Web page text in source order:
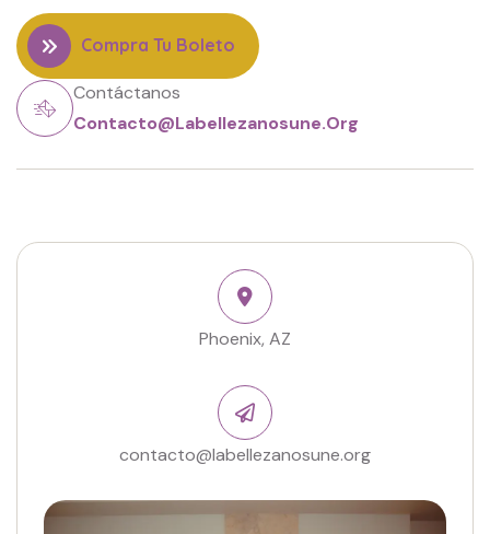
Compra Tu Boleto
Contáctanos
Contacto@labellezanosune.org
Phoenix, AZ
contacto@labellezanosune.org